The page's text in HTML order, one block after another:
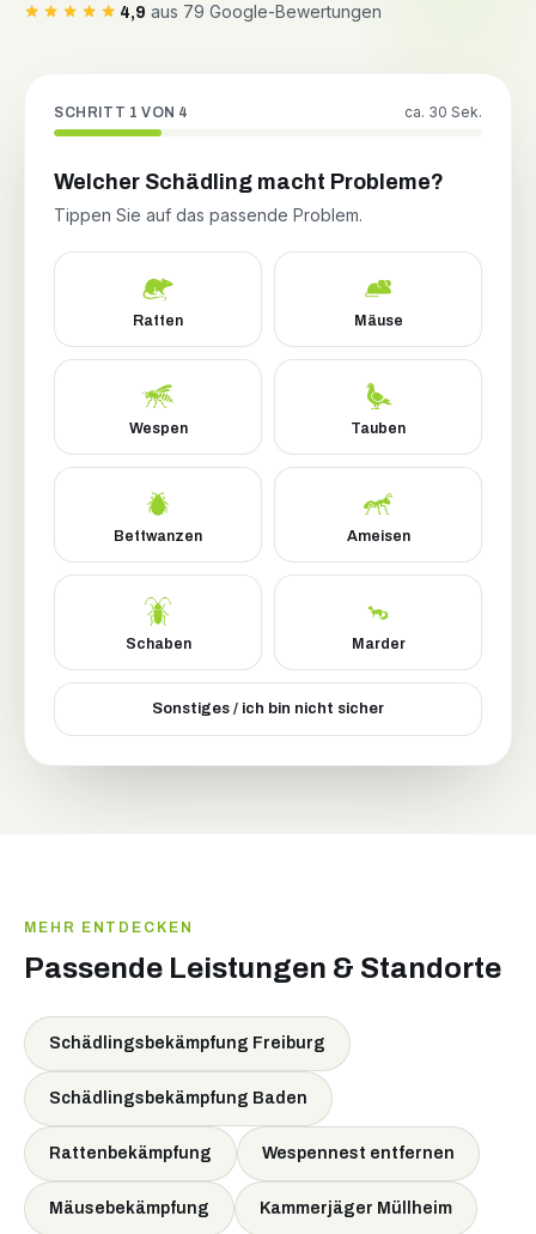
4,9 aus 79 Google-Bewertungen
SCHRITT 1 VON 4 ca. 30 Sek.
Welcher Schädling macht Probleme?
Tippen Sie auf das passende Problem.
Ratten Mäuse
Wespen Tauben
Bettwanzen Ameisen
Schaben Marder
Sonstiges / ich bin nicht sicher
MEHR ENTDECKEN
Passende Leistungen & Standorte
Schädlingsbekämpfung Freiburg
Schädlingsbekämpfung Baden
Rattenbekämpfung Wespennest entfernen
Mäusebekämpfung Kammerjäger Müllheim